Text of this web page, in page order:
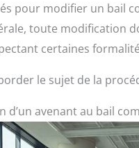
pour modifier un bail
toute modification
certaines
le sujet de la
d’un avenant au bail